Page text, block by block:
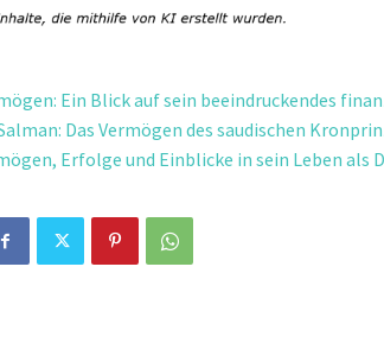
Ein Blick auf sein beeindruckendes
Das Vermögen des saudischen
Erfolge und Einblicke in sein Leben als